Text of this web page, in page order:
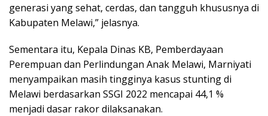
generasi yang sehat, cerdas, dan tangguh khususnya di
Kabupaten Melawi,” jelasnya.
Sementara itu, Kepala Dinas KB, Pemberdayaan
Perempuan dan Perlindungan Anak Melawi, Marniyati
menyampaikan masih tingginya kasus stunting di
Melawi berdasarkan SSGI 2022 mencapai 44,1 %
menjadi dasar rakor dilaksanakan.